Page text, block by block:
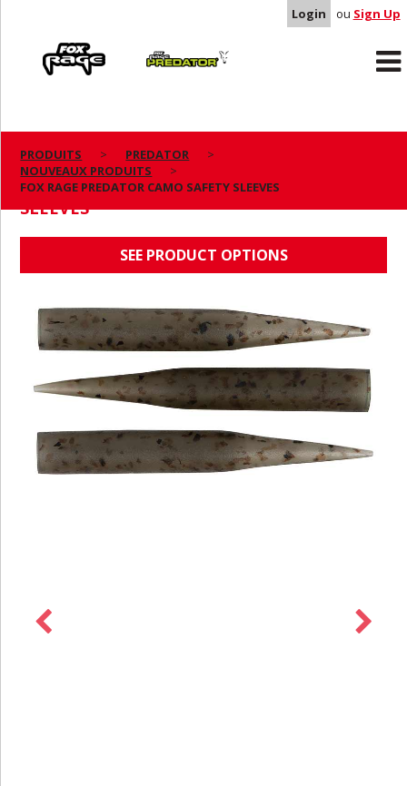
Login ou Sign Up
Predator
PRODUITS
PREDATOR
NOUVEAUX PRODUITS
FOX RAGE PREDATOR CAMO SAFETY SLEEVES
FOX RAGE PREDATOR CAMO SAFETY
SLEEVES
SEE PRODUCT OPTIONS